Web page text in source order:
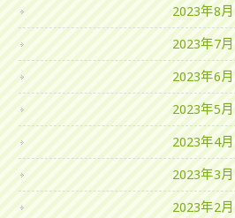
2023年8月
2023年7月
2023年6月
2023年5月
2023年4月
2023年3月
2023年2月